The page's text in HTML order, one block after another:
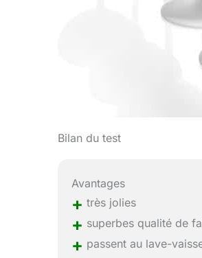
Bilan du test
Avantages
+ très jolies
+ superbes qualité de
+ passent au lave-